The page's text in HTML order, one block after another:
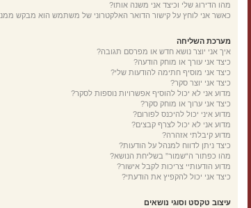
מהו הדירוג שלי וכיצד אני משנה אותו?
כאשר אני לוחץ על קישור הדואר האלקטרוני של משתמש הוא מבקש
מערכת השליחה
איך אני יוצר נושא חדש או מפרסם תגובה?
כיצד אני עורך או מוחק הודעה?
כיצד אני מוסיף חתימה להודעות שלי?
כיצד אני יוצר סקר?
מדוע אני לא יכול להוסיף אפשרויות נוספות לסקר?
כיצד אני ערוך או מוחק סקר?
מדוע איני יכול להיכנס לפורום?
מדוע אני לא יכול לצרף קבצים?
מדוע קיבלתי אזהרה?
כיצד ניתן לדווח למנהל על הודעות?
מהו כפתור ה“שמור” בשליחת הנושא?
מדוע הודעותיי צריכות לקבל אישור?
כיצד אני יכול להקפיץ את הודעתי?
עיצוב טקסט וסוגי נושאים